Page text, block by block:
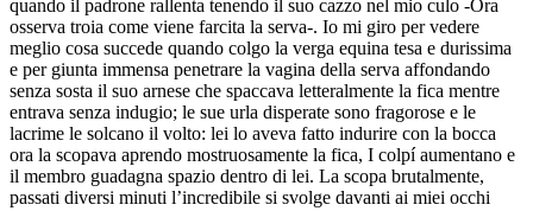
quando il padrone rallenta tenendo il suo cazzo nel mio culo -Ora
osserva troia come viene farcita la serva-. Io mi giro per vedere
meglio cosa succede quando colgo la verga equina tesa e durissima
e per giunta immensa penetrare la vagina della serva affondando
senza sosta il suo arnese che spaccava letteralmente la fica mentre
entrava senza indugio; le sue urla disperate sono fragorose e le
lacrime le solcano il volto: lei lo aveva fatto indurire con la bocca
ora la scopava aprendo mostruosamente la fica, I colpí aumentano e
il membro guadagna spazio dentro di lei. La scopa brutalmente,
passati diversi minuti l’incredibile si svolge davanti ai miei occhi